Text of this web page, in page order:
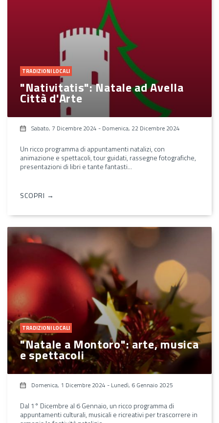
TRADIZIONI LOCALI
"Nativitatis": Natale ad Avella
Città d'Arte
Sabato, 7 Dicembre 2024 - Domenica, 22 Dicembre 2024
Un ricco programma di appuntamenti natalizi, con
animazione e spettacoli, tour guidati, rassegne fotografiche,
presentazioni di libri e tante fantasti...
SCOPRI →
TRADIZIONI LOCALI
"Natale a Montoro": arte, musica
e spettacoli
Domenica, 1 Dicembre 2024 - Lunedì, 6 Gennaio 2025
Dal 1° Dicembre al 6 Gennaio, un ricco programma di
appuntamenti culturali, musicali e ricreativi per trascorrere in